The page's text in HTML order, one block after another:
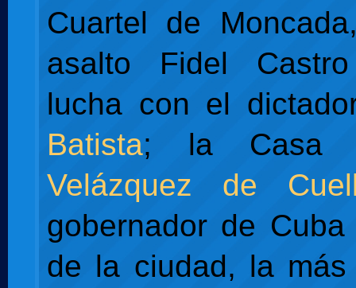
Cuartel de
asalto Fidel
lucha con el
Batista; la
Velázquez de
gobernador de
de la ciudad, la